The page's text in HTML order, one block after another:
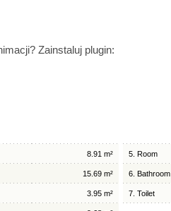
Zainstaluj plugin:
8.91 m² 5. Room
15.69 m² 6. Bathroom
3.95 m² 7. Toilet